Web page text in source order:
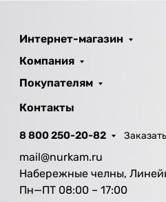
Интернет-магазин
Компания
Покупателям
Контакты
8 800 250-20-82
mail@nurkam.ru
Набережные челны,
Пн—ПТ 08:00 – 17:00